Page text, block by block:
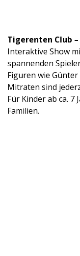
Tigerenten Club
Interaktive Show
spannenden
Figuren wie
Mitraten sind
Für Kinder ab ca.
Familien.